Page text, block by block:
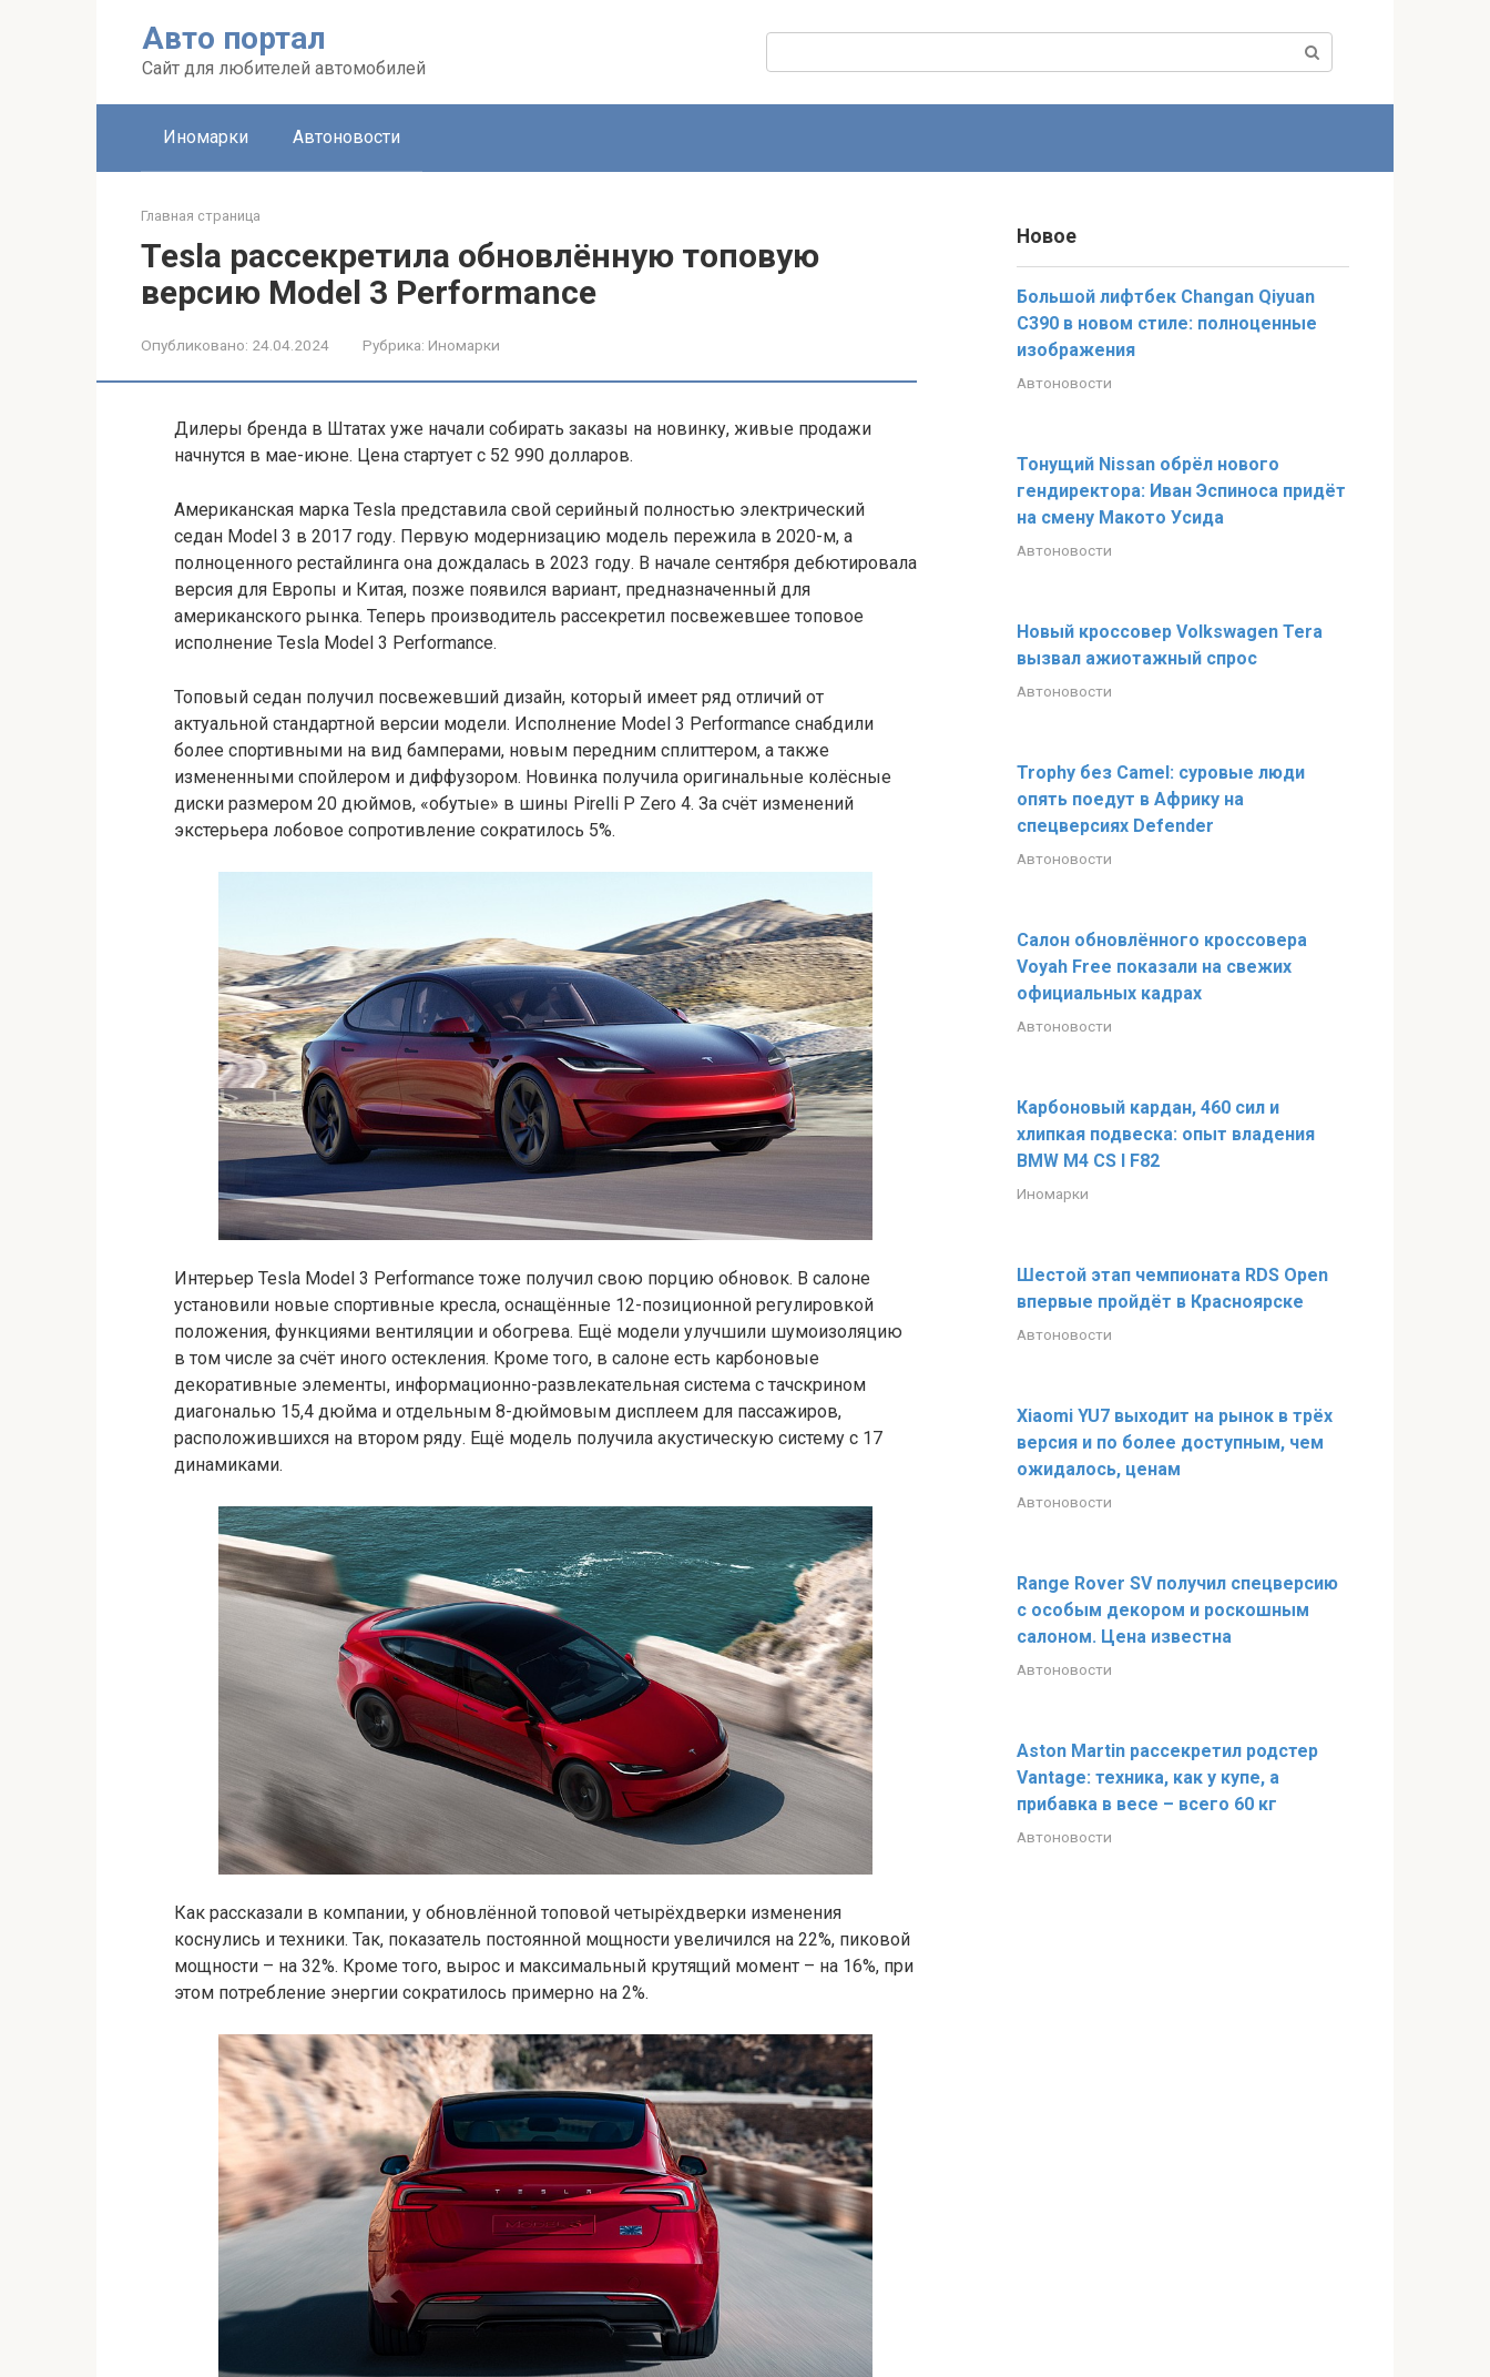
Авто портал
Сайт для любителей автомобилей
Иномарки Автоновости
Главная страница
Tesla рассекретила обновлённую топовую
версию Model 3 Performance
Опубликовано: 24.04.2024 Рубрика: Иномарки
Дилеры бренда в Штатах уже начали собирать заказы на новинку, живые продажи
начнутся в мае-июне. Цена стартует с 52 990 долларов.
Американская марка Tesla представила свой серийный полностью электрический
седан Model 3 в 2017 году. Первую модернизацию модель пережила в 2020-м, а
полноценного рестайлинга она дождалась в 2023 году. В начале сентября дебютировала
версия для Европы и Китая, позже появился вариант, предназначенный для
американского рынка. Теперь производитель рассекретил посвежевшее топовое
исполнение Tesla Model 3 Performance.
Топовый седан получил посвежевший дизайн, который имеет ряд отличий от
актуальной стандартной версии модели. Исполнение Model 3 Performance снабдили
более спортивными на вид бамперами, новым передним сплиттером, а также
измененными спойлером и диффузором. Новинка получила оригинальные колёсные
диски размером 20 дюймов, «обутые» в шины Pirelli P Zero 4. За счёт изменений
экстерьера лобовое сопротивление сократилось 5%.
Интерьер Tesla Model 3 Performance тоже получил свою порцию обновок. В салоне
установили новые спортивные кресла, оснащённые 12-позиционной регулировкой
положения, функциями вентиляции и обогрева. Ещё модели улучшили шумоизоляцию
в том числе за счёт иного остекления. Кроме того, в салоне есть карбоновые
декоративные элементы, информационно-развлекательная система с тачскрином
диагональю 15,4 дюйма и отдельным 8-дюймовым дисплеем для пассажиров,
расположившихся на втором ряду. Ещё модель получила акустическую систему с 17
динамиками.
Как рассказали в компании, у обновлённой топовой четырёхдверки изменения
коснулись и техники. Так, показатель постоянной мощности увеличился на 22%, пиковой
мощности – на 32%. Кроме того, вырос и максимальный крутящий момент – на 16%, при
этом потребление энергии сократилось примерно на 2%.
Новое
Большой лифтбек Changan Qiyuan
C390 в новом стиле: полноценные
изображения
Автоновости
Тонущий Nissan обрёл нового
гендиректора: Иван Эспиноса придёт
на смену Макото Уcида
Автоновости
Новый кроссовер Volkswagen Tera
вызвал ажиотажный спрос
Автоновости
Trophy без Camel: суровые люди
опять поедут в Африку на
спецверсиях Defender
Автоновости
Салон обновлённого кроссовера
Voyah Free показали на свежих
официальных кадрах
Автоновости
Карбоновый кардан, 460 сил и
хлипкая подвеска: опыт владения
BMW M4 CS I F82
Иномарки
Шестой этап чемпионата RDS Open
впервые пройдёт в Красноярске
Автоновости
Xiaomi YU7 выходит на рынок в трёх
версия и по более доступным, чем
ожидалось, ценам
Автоновости
Range Rover SV получил спецверсию
с особым декором и роскошным
салоном. Цена известна
Автоновости
Aston Martin рассекретил родстер
Vantage: техника, как у купе, а
прибавка в весе – всего 60 кг
Автоновости